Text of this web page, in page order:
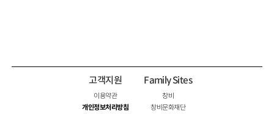
고객지원
이용약관
개인정보처리방침
Family Sites
창비
창비문화재단